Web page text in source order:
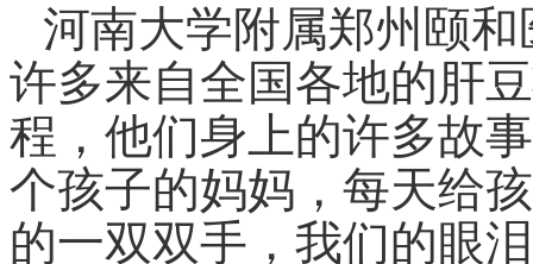
河南大学附属郑州颐
许多来自全国各地的肝
程，他们身上的许多故
个孩子的妈妈，每天给
的一双双手，我们的眼